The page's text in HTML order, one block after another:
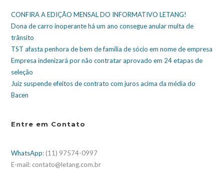
CONFIRA A EDIÇÃO MENSAL DO INFORMATIVO LETANG!
Dona de carro inoperante há um ano consegue anular multa de
trânsito
TST afasta penhora de bem de família de sócio em nome de empresa
Empresa indenizará por não contratar aprovado em 24 etapas de
seleção
Juiz suspende efeitos de contrato com juros acima da média do
Bacen
Entre em Contato
WhatsApp: (11) 97574-0997
E-mail: contato@letang.com.br